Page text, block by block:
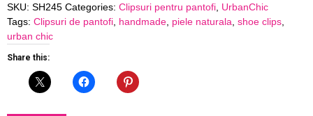
floare
piele
SH245
quantity
SKU: SH245 Categories: Clipsuri pentru pantofi UrbanChic
Tags: Clipsuri de pantofi handmade piele naturala shoe clips
urban chic
Share this: